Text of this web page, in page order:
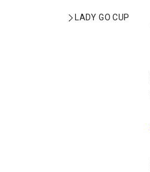
LADY GO CUP